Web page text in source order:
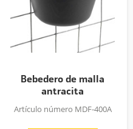
Bebedero de malla
antracita
Artículo número MDF-400A